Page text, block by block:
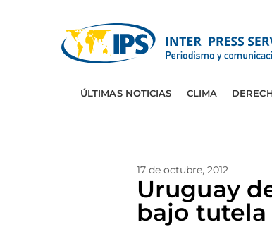
ÚLTIMAS NOTICIAS CLIMA
17 de octubre, 2012
Uruguay
bajo tutela